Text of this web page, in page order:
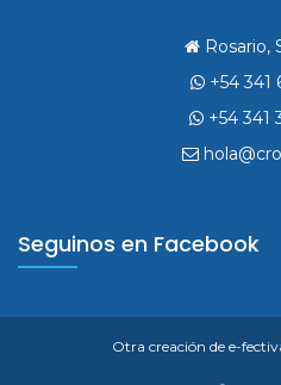
Rosario,
+54 341
+54 341
Seguinos en Facebook
Otra creación de e-